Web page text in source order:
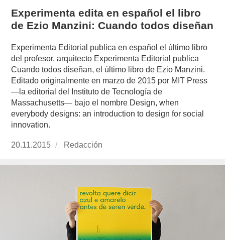
Experimenta edita en español el libro
de Ezio Manzini: Cuando todos diseñan
Experimenta Editorial publica en español el último libro
del profesor, arquitecto Experimenta Editorial publica
Cuando todos diseñan, el último libro de Ezio Manzini.
Editado originalmente en marzo de 2015 por MIT Press
—la editorial del Instituto de Tecnología de
Massachusetts— bajo el nombre Design, when
everybody designs: an introduction to design for social
innovation.
Publicado
20.11.2015 https://www.experimenta.es/author/redaccion/
Redacción